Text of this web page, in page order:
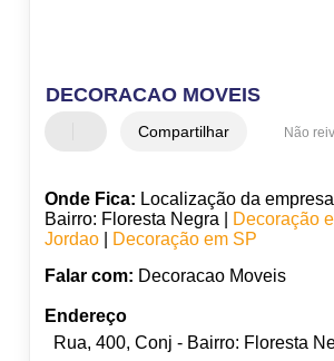
DECORACAO MOVEIS
Compartilhar Não
Onde Fica: Localização da
Bairro: Floresta Negra |
Decoração
Jordao|
Decoração em SP
Falar com: Decoracao Moveis
Endereço
Rua, 400, Conj - Bairro: Floresta